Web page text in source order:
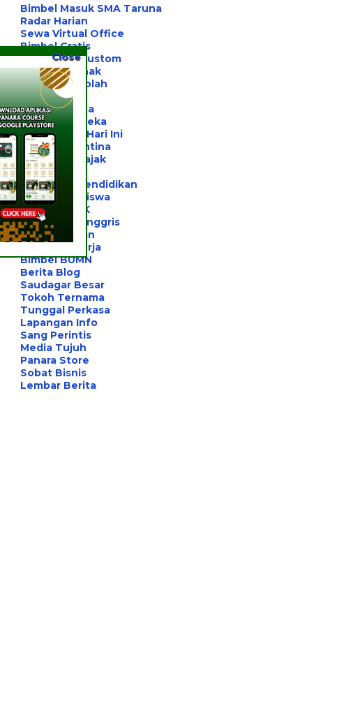
Bimbel Masuk SMA Taruna
Radar Harian
Sewa Virtual Office
Bimbel Gratis
Batik Tulis Custom
Pelatihan Anak
Aplikasi Sekolah
Warta Post
Media Jakarta
Komunitas Peka
Berita Jogja Hari Ini
Bimbel Karantina
Konsultan Pajak
Les Privat
Konsultan Pendidikan
Bimbel Beasiswa
Bimbel UTBK
Les Bahasa Inggris
Bimbel Unhan
Pelatihan Kerja
Bimbel BUMN
Berita Blog
Saudagar Besar
Tokoh Ternama
Tunggal Perkasa
Lapangan Info
Sang Perintis
Media Tujuh
Panara Store
Sobat Bisnis
Lembar Berita
Close